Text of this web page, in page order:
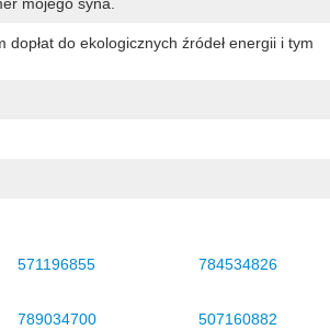
mojego syna.
do ekologicznych źródeł energii i tym
571196855 784534826
789034700 507160882